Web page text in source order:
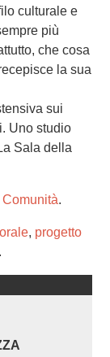
culturale e
più
che cosa
la sua
sui
Uno studio
Sala della
.
, progetto